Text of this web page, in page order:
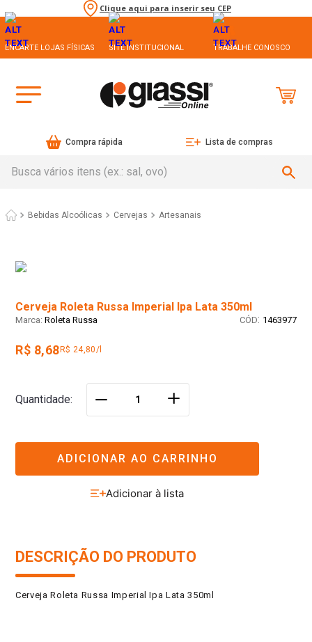
Clique aqui para inserir seu CEP
ENCARTE LOJAS FÍSICAS SITE INSTITUCIONAL TRABALHE CONOSCO
Compra rápida Lista de compras
Bebidas Alcoólicas Cervejas Artesanais
Cerveja Roleta Russa Imperial Ipa Lata 350ml
Roleta Russa : 1463977
R$ 8,68 R$ 24,80/l
Quantidade ＋
ADICIONAR AO CARRINHO
DESCRIÇÃO DO PRODUTO
Cerveja Roleta Russa Imperial Ipa Lata 350ml